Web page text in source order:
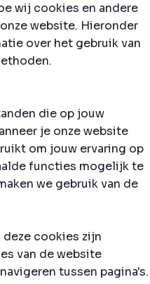
wij cookies en andere
website. Hieronder
over het gebruik van
die op jouw
je onze website
om jouw ervaring op
functies mogelijk te
we gebruik van de
cookies zijn
van de website
tussen pagina's.